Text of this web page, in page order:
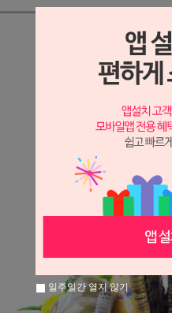
상세정
일주일간 열지 않기